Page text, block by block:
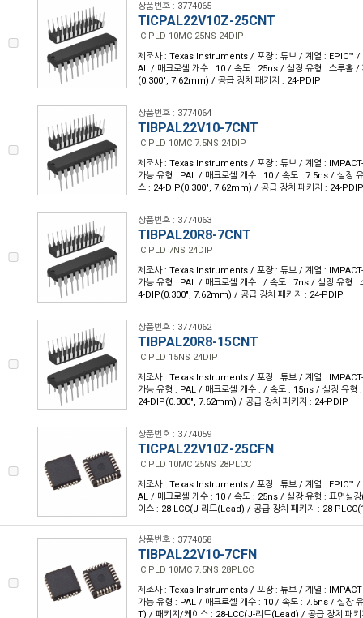
상품번호 : 3774065
TICPAL22V10Z-25CNT
IC PLD 10MC 25NS 24DIP
제조사 : Texas Instruments / 포장 : 튜브 / 계열 : EPIC™ /
AL / 매크로셀 개수 : 10 / 속도 : 25ns / 실장 유형 : 스루홀 /
(0.300", 7.62mm) / 공급 장치 패키지 : 24-PDIP
상품번호 : 3774064
TIBPAL22V10-7CNT
IC PLD 10MC 7.5NS 24DIP
제조사 : Texas Instruments / 포장 : 튜브 / 계열 :
가능 유형 : PAL / 매크로셀 개수 : 10 / 속도 : 7.5ns / 실장
스 : 24-DIP(0.300", 7.62mm) / 공급 장치 패키지 : 24-PDIP
상품번호 : 3774063
TIBPAL20R8-7CNT
IC PLD 7NS 24DIP
제조사 : Texas Instruments / 포장 : 튜브 / 계열 :
가능 유형 : PAL / 매크로셀 개수 : / 속도 : 7ns / 실장 유형 :
4-DIP(0.300", 7.62mm) / 공급 장치 패키지 : 24-PDIP
상품번호 : 3774062
TIBPAL20R8-15CNT
IC PLD 15NS 24DIP
제조사 : Texas Instruments / 포장 : 튜브 / 계열 :
가능 유형 : PAL / 매크로셀 개수 : / 속도 : 15ns / 실장 유형
24-DIP(0.300", 7.62mm) / 공급 장치 패키지 : 24-PDIP
상품번호 : 3774059
TICPAL22V10Z-25CFN
IC PLD 10MC 25NS 28PLCC
제조사 : Texas Instruments / 포장 : 튜브 / 계열 : EPIC™ /
AL / 매크로셀 개수 : 10 / 속도 : 25ns / 실장 유형 : 표면실
이스 : 28-LCC(J-리드(Lead) / 공급 장치 패키지 : 28-
상품번호 : 3774058
TIBPAL22V10-7CFN
IC PLD 10MC 7.5NS 28PLCC
제조사 : Texas Instruments / 포장 : 튜브 / 계열 :
가능 유형 : PAL / 매크로셀 개수 : 10 / 속도 : 7.5ns / 실장
T) / 패키지/케이스 : 28-LCC(J-리드(Lead) / 공급 장치 패